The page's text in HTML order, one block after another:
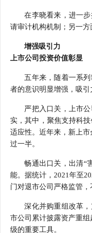
在李晓看来，进一
请审计机构机制；另一
增强吸引力
上市公司投资价值彰显
五年来，随着一系
者的意识明显增强，吸引
严把入口关，上市
实，其中，聚焦支持科
适应性。近年来，新上
过一半。
畅通出口关，出清“
能。据统计，2021年至
门对退市公司严格监管，
深化并购重组改革
市公司累计披露资产重
级的重要工具。